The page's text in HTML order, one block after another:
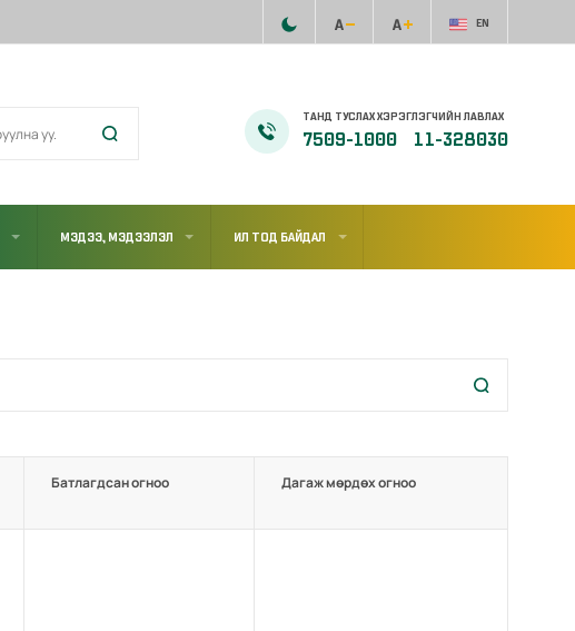
EN
ТАНД ТУСЛАХ ХЭРЭГЛЭГЧИЙН ЛАВЛАХ
7509-1000 11-328030
МЭДЭЭ, МЭДЭЭЛЭЛ ИЛ ТОД БАЙДАЛ
Батлагдсан огноо Дагаж мөрдөх огноо